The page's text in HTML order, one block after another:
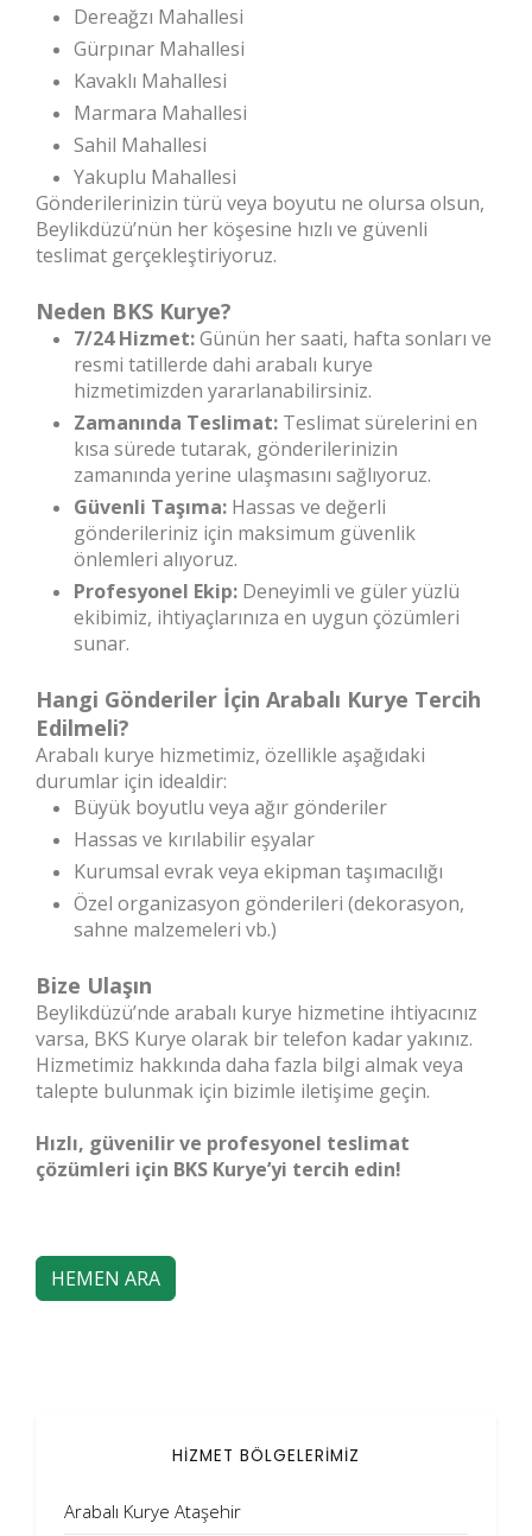
Dereağzı Mahallesi
Gürpınar Mahallesi
Kavaklı Mahallesi
Marmara Mahallesi
Sahil Mahallesi
Yakuplu Mahallesi
Gönderilerinizin türü veya boyutu ne olursa olsun,
Beylikdüzü’nün her köşesine hızlı ve güvenli
teslimat gerçekleştiriyoruz.
Neden BKS Kurye?
7/24 Hizmet:Günün her saati, hafta sonları ve
resmi tatillerde dahi arabalı kurye
hizmetimizden yararlanabilirsiniz.
Zamanında Teslimat: Teslimat sürelerini en
kısa sürede tutarak, gönderilerinizin
zamanında yerine ulaşmasını sağlıyoruz.
Güvenli Taşıma: Hassas ve değerli
gönderileriniz için maksimum güvenlik
önlemleri alıyoruz.
Profesyonel Ekip: Deneyimli ve güler yüzlü
ekibimiz, ihtiyaçlarınıza en uygun çözümleri
sunar.
Hangi Gönderiler İçin Arabalı Kurye Tercih
Edilmeli?
Arabalı kurye hizmetimiz, özellikle aşağıdaki
durumlar için idealdir:
Büyük boyutlu veya ağır gönderiler
Hassas ve kırılabilir eşyalar
Kurumsal evrak veya ekipman taşımacılığı
Özel organizasyon gönderileri (dekorasyon,
sahne malzemeleri vb.)
Bize Ulaşın
Beylikdüzü’nde arabalı kurye hizmetine ihtiyacınız
varsa, BKS Kurye olarak bir telefon kadar yakınız.
Hizmetimiz hakkında daha fazla bilgi almak veya
talepte bulunmak için bizimle iletişime geçin.
Hızlı, güvenilir ve profesyonel teslimat
çözümleri için BKS Kurye’yi tercih edin!
HEMEN ARA
HİZMET BÖLGELERİMİZ
Arabalı Kurye Ataşehir